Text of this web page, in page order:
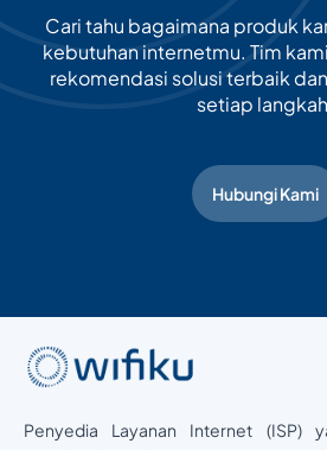
Cari tahu bagaimana produk
kebutuhan internetmu. Tim
rekomendasi solusi terbaik
setiap
Hubungi Kami
Penyedia Layanan Internet (ISP)